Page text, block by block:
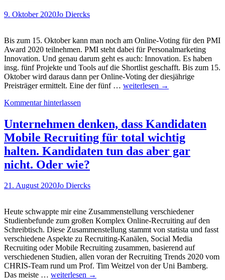
9. Oktober 2020Jo Diercks
Bis zum 15. Oktober kann man noch am Online-Voting für den PMI
Award 2020 teilnehmen. PMI steht dabei für Personalmarketing
Innovation. Und genau darum geht es auch: Innovation. Es haben
insg. fünf Projekte und Tools auf die Shortlist geschafft. Bis zum 15.
Oktober wird daraus dann per Online-Voting der diesjährige
Preisträger ermittelt. Eine der fünf … Der
Ein
Game-
Changer
im
Massenrecruiting.
einem
Guss
weiterlesen →
Kommentar hinterlassen
Unternehmen denken, dass Kandidaten
Mobile Recruiting für total wichtig
halten. Kandidaten tun das aber gar
nicht. Oder wie?
21. August 2020Jo Diercks
Heute schwappte mir eine Zusammenstellung verschiedener
Studienbefunde zum großen Komplex Online-Recruiting auf den
Schreibtisch. Diese Zusammenstellung stammt von statista und fasst
verschiedene Aspekte zu Recruiting-Kanälen, Social Media
Recruiting oder Mobile Recruiting zusammen, basierend auf
verschiedenen Studien, allen voran der Recruiting Trends 2020 vom
CHRIS-Team rund um Prof. Tim Weitzel von der Uni Bamberg.
Das meiste … Unternehmen
weiterlesen →